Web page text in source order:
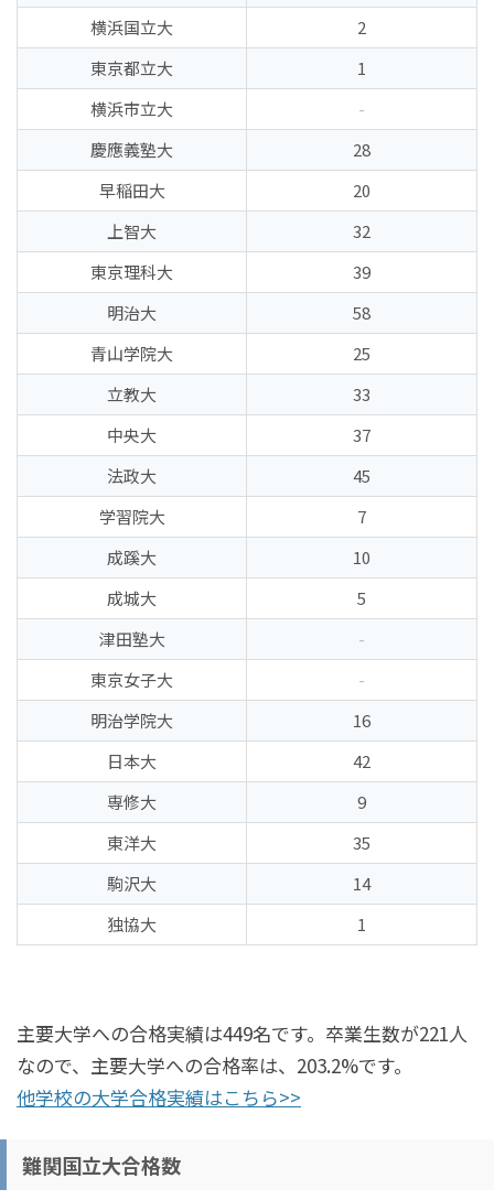
横浜国立大
2
東京都立大
1
横浜市立大
-
慶應義塾大
28
早稲田大
20
上智大
32
東京理科大
39
明治大
58
青山学院大
25
立教大
33
中央大
37
法政大
45
学習院大
7
成蹊大
10
成城大
5
津田塾大
-
東京女子大
-
明治学院大
16
日本大
42
専修大
9
東洋大
35
駒沢大
14
独協大
1
主要大学への合格実績は449名です。卒業生数が221人
なので、主要大学への合格率は、203.2%です。
他学校の大学合格実績はこちら>>
難関国立大合格数